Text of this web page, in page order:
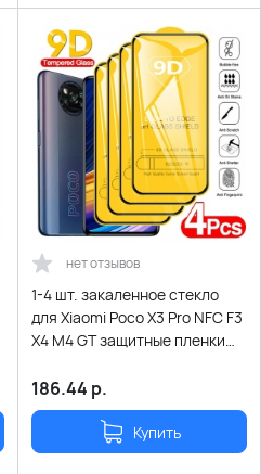
нет отзывов
1-4 шт. закаленное стекло
для Xiaomi Poco X3 Pro NFC F3
X4 M4 GT защитные пленки
9 8 11 Pro 10s 9s 8T 11s 9A 9C
186.44 р.
Купить